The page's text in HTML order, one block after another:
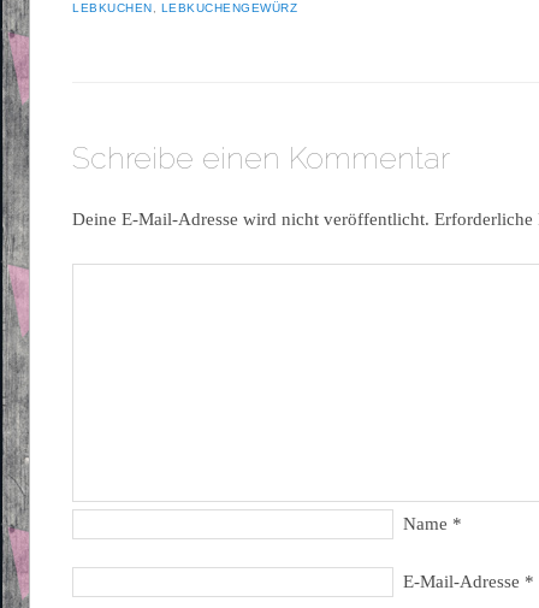
LEBKUCHEN, LEBKUCHENGEWÜRZ
Schreibe einen Kommentar
Deine E-Mail-Adresse wird nicht veröffentlicht.
Name *
E-Mail-Adresse *